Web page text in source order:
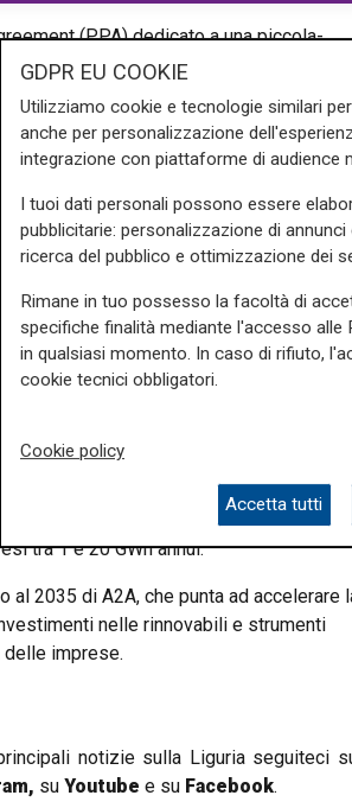
(PPA) dedicato a una piccola-
diffusione dell’energia rinnovabile nel
IZO–Vaxxinova, azienda attiva nella
e farmaci veterinari, che acquisterà
generata dagli impianti fotovoltaici del
, avrà una durata di dieci anni e permetterà
600 famiglie, evitando l’emissione di
PPA”, il nuovo strumento pensato per
di lungo termine per
ancora caratterizzato da forte volatilità
stabilizzare i costi dell’energia,
gli obiettivi di sostenibilità senza
settore industriale presenti sul territorio
tra 1 e 20 GWh annui.
al 2035 di A2A, che punta ad accelerare
nelle rinnovabili e strumenti
imprese.
notizie sulla Liguria seguiteci
, su Youtube e su Facebook.
GDPR EU COOKIE
Utilizziamo cookie e tecnologie similari
anche per personalizzazione
integrazione con piattaforme di audience
I tuoi dati personali possono essere
pubblicitarie: personalizzazione di
ricerca del pubblico e ottimizzazione dei
Rimane in tuo possesso la facoltà di
specifiche finalità mediante l'accesso
in qualsiasi momento. In caso di rifiuto,
cookie tecnici obbligatori.
Cookie policy
Accetta tutti